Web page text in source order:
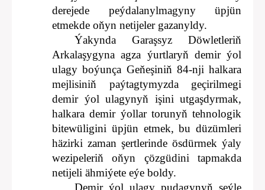
derejede peýdalanylmagyny üpjün
etmekde oňyn netijeler gazanyldy.
Ýakynda Garaşsyz Döwletleriň
Arkalaşygyna agza ýurtlaryň demir ýol
ulagy boýunça Geňeşiniň 84-nji halkara
mejlisiniň paýtagtymyzda geçirilmegi
demir ýol ulagynyň işini utgaşdyrmak,
halkara demir ýollar torunyň tehnologik
bitewüligini üpjün etmek, bu düzümleri
häzirki zaman şertlerinde ösdürmek ýaly
wezipeleriň oňyn çözgüdini tapmakda
netijeli ähmiýete eýe boldy.
Demir ýol ulagy pudagynyň şeýle